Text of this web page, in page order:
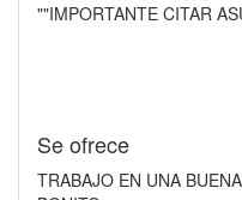
""IMPORTANTE CITAR
Se ofrece
TRABAJO EN UNA